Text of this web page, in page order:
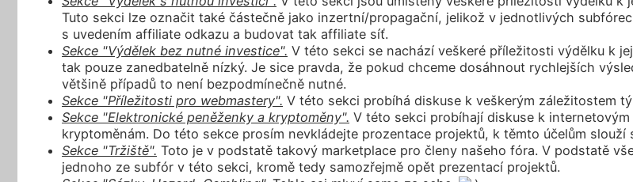
Tuto sekci lze označit také částečně jako inzertní/propagační, jelikož v jednotlivých
s uvedením affiliate odkazu a budovat tak affiliate síť.
Sekce "Výdělek bez nutné investice". V této sekci se nachází veškeré příležitosti výdělku k
tak pouze zanedbatelně nízký. Je sice pravda, že pokud chceme dosáhnout rychlejších
většině případů to není bezpodmínečně nutné.
Sekce "Příležitosti pro webmastery". V této sekci probíhá diskuse k veškerým záležitostem
Sekce "Elektronické peněženky a kryptoměny". V této sekci probíhají diskuse k
kryptoměnám. Do této sekce prosím nevkládejte prozentace projektů, k těmto účelům slouží
Sekce "Tržiště". Toto je v podstatě takový marketplace pro členy našeho fóra. V podstatě
jednoho ze subfór v této sekci, kromě tedy samozřejmě opět prezentací projektů.